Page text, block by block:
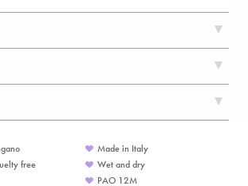
free
Made in Italy
Wet and dry
PAO 12M